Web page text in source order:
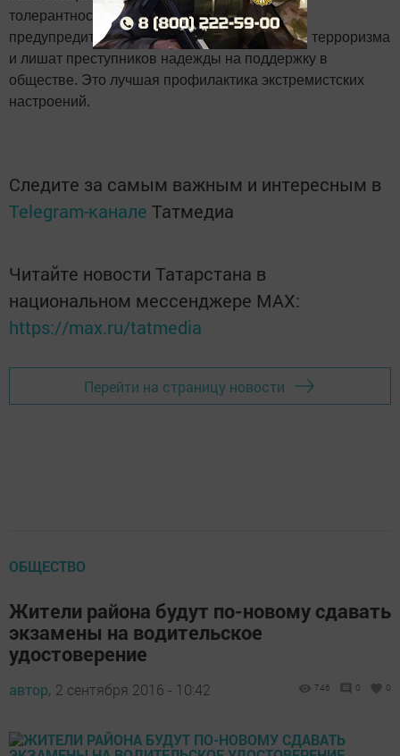
толерантность и взаимоуважение позволят
предупредить разрастание социальной базы терроризма
и лишат преступников надежды на поддержку в
обществе. Это лучшая профилактика экстремистских
настроений.
Следите за самым важным и интересным в
Telegram-канале Татмедиа
Читайте новости Татарстана в
национальном мессенджере MАХ:
https://max.ru/tatmedia
Перейти на страницу новости
ОБЩЕСТВО
Жители района будут по-новому сдавать
экзамены на водительское
удостоверение
автор, 2 сентября 2016 - 10:42 746 0 0